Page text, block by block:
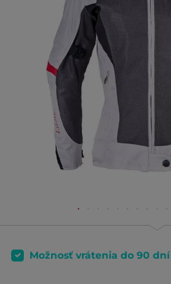
Možnosť vrátenia do 90 dní